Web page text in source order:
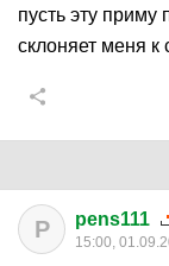
пусть эту приму
склоняет меня к
P pens111
15:00,